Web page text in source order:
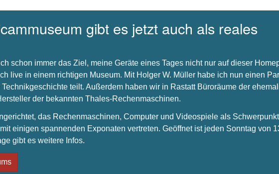
gibt es jetzt auch als reales
schon immer das Ziel, meine Geräte eines Tages nicht nur auf dieser
live in einem richtigen Museum. Mit Holger W. Müller habe ich nun einen
teilt. Außerdem haben wir in Rastatt Büroräume der
der bekannten Thales-Rechenmaschinen.
das Rechenmaschinen, Computer und Videospiele als
einigen spannenden Exponaten vertreten. Geöffnet ist jeden Sonntag von
gibt es weitere Infos.